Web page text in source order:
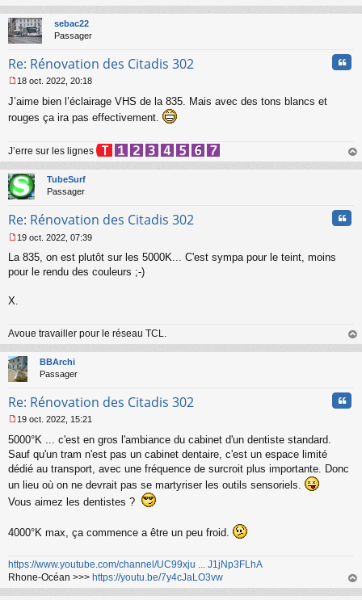
a
g
e
o
l
u
au
sebac22
Passager
Re: Rénovation des Citadis 302
e
s
g
e
n
o
n
u
18 oct. 2022, 20:18
J’aime bien l’éclairage VHS de la 835. Mais avec des tons blancs et
rouges ça ira pas effectivement.
J’erre sur les lignes
au
TubeSurf
Passager
Re: Rénovation des Citadis 302
e
s
g
n
o
n
l
u
19 oct. 2022, 07:39
La 835, on est plutôt sur les 5000K... C'est sympa pour le teint, moins
pour le rendu des couleurs ;-)
X.
Avoue travailler pour le réseau TCL.
au
BBArchi
Passager
Re: Rénovation des Citadis 302
e
s
s
g
e
n
u
19 oct. 2022, 15:21
5000°K ... c'est en gros l'ambiance du cabinet d'un dentiste standard.
Sauf qu'un tram n'est pas un cabinet dentaire, c'est un espace limité
dédié au transport, avec une fréquence de surcroit plus importante. Donc
un lieu où on ne devrait pas se martyriser les outils sensoriels.
Vous aimez les dentistes ?
4000°K max, ça commence a être un peu froid.
https://www.youtube.com/channel/UC99xju ... J1jNp3FLhA
Rhone-Océan >>> https://youtu.be/7y4cJaLO3vw
au